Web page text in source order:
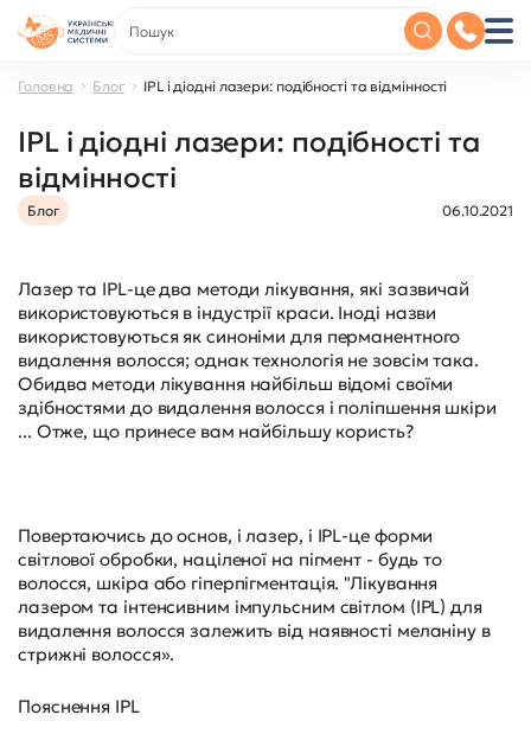
Головна Блог IPL і діодні лазери: подібності та відмінності
IPL і діодні лазери: подібності та
відмінності
Блог 06.10.2021
Лазер та IPL-це два методи лікування, які зазвичай
використовуються в індустрії краси. Іноді назви
використовуються як синоніми для перманентного
видалення волосся; однак технологія не зовсім така.
Обидва методи лікування найбільш відомі своїми
здібностями до видалення волосся і поліпшення шкіри
... Отже, що принесе вам найбільшу користь?
Повертаючись до основ, і лазер, і IPL-це форми
світлової обробки, націленої на пігмент - будь то
волосся, шкіра або гіперпігментація. "Лікування
лазером та інтенсивним імпульсним світлом (IPL) для
видалення волосся залежить від наявності меланіну в
стрижні волосся».
Пояснення IPL